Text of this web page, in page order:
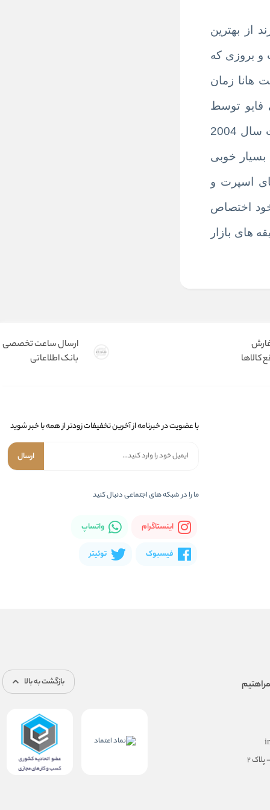
از بهترین
و بروزی که
هانا زمان
فایو توسط
طراحان انگلیسی این کمپانی طراحی شده و در کشور چین با متریال عالی تولید میگرد . این برند ازاگوست سال 2004
خوبی
اسپرت و
اختصاص
های بازار
کالاها
ارسال ساعت تخصصی
بانک اطلاعاتی
با عضویت در خبرنامه از آخرین تخفیفات زودتر از همه با خبر شوید
ارسال
ما را در شبکه های اجتماعی دنبال کنید
اینستاگرام واتساپ
فیسبوک توئیتر
۲
بازگشت به بالا